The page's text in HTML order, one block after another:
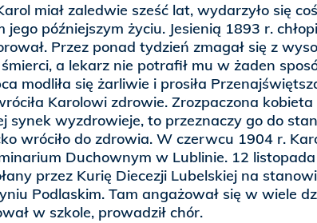
miał zaledwie sześć lat, wydarzyło się
jego późniejszym życiu. Jesienią 1893 r.
Przez ponad tydzień zmagał się z
a lekarz nie potrafił mu w żaden
modliła się żarliwie i prosiła
Karolowi zdrowie. Zrozpaczona kobieta
synek wyzdrowieje, to przeznaczy go do
wróciło do zdrowia. W czerwcu 1904 r.
Duchownym w Lublinie. 12
przez Kurię Diecezji Lubelskiej na
Podlaskim. Tam angażował się w wiele
w szkole, prowadził chór.